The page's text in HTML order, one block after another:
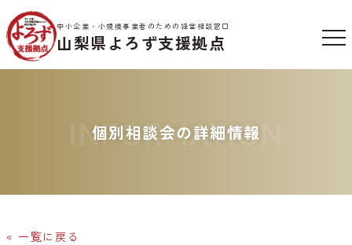
中小企業・小規模事業者のための経営相談窓口
山梨県よろず支援拠点
個別相談会の詳細情報
INFORMATION
« 一覧に戻る